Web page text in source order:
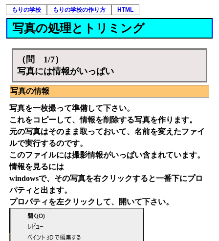
もりの学校 もりの学校の作り方 HTML
写真の処理とトリミング
（問 1/7）
写真には情報がいっぱい
写真の情報
写真を一枚撮って準備して下さい。
これをコピーして、情報を削除する写真を作ります。
元の写真はそのまま取っておいて、名前を変えたファイ
ルで実行するのです。
このファイルには撮影情報がいっぱい含まれています。
情報を見るには
windowsで、その写真を右クリックすると一番下にプロ
パティと出ます。
プロパティを左クリックして、開いて下さい。